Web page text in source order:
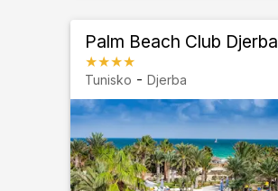
Palm Beach Club Djerba
★★★★
Tunisko - Djerba